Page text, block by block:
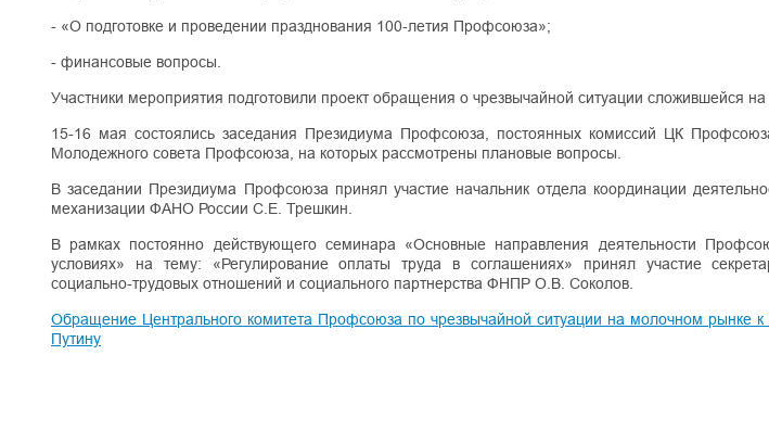
- «О подготовке и проведении празднования 100-летия Профсоюза»;
- финансовые вопросы.
Участники мероприятия подготовили проект обращения о чрезвычайной ситуации сложившейся на
15-16 мая состоялись заседания Президиума Профсоюза, постоянных комиссий ЦК
Молодежного совета Профсоюза, на которых рассмотрены плановые вопросы.
В заседании Президиума Профсоюза принял участие начальник отдела координации
механизации ФАНО России С.Е. Трешкин.
В рамках постоянно действующего семинара «Основные направления деятельности
условиях» на тему: «Регулирование оплаты труда в соглашениях» принял участие
социально-трудовых отношений и социального партнерства ФНПР О.В. Соколов.
Обращение Центрального комитета Профсоюза по чрезвычайной ситуации на молочном рынке к
Путину